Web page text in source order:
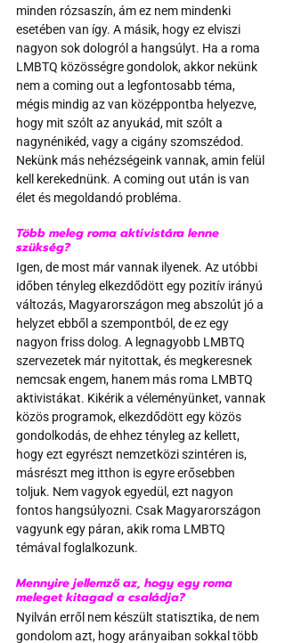
minden rózsaszín, ám ez nem mindenki
esetében van így. A másik, hogy ez elviszi
nagyon sok dologról a hangsúlyt. Ha a roma
LMBTQ közösségre gondolok, akkor nekünk
nem a coming out a legfontosabb téma,
mégis mindig az van középpontba helyezve,
hogy mit szólt az anyukád, mit szólt a
nagynénikéd, vagy a cigány szomszédod.
Nekünk más nehézségeink vannak, amin felül
kell kerekednünk. A coming out után is van
élet és megoldandó probléma.
Több meleg roma aktivistára lenne
szükség?
Igen, de most már vannak ilyenek. Az utóbbi
időben tényleg elkezdődött egy pozitív irányú
változás, Magyarországon meg abszolút jó a
helyzet ebből a szempontból, de ez egy
nagyon friss dolog. A legnagyobb LMBTQ
szervezetek már nyitottak, és megkeresnek
nemcsak engem, hanem más roma LMBTQ
aktivistákat. Kikérik a véleményünket, vannak
közös programok, elkezdődött egy közös
gondolkodás, de ehhez tényleg az kellett,
hogy ezt egyrészt nemzetközi szintéren is,
másrészt meg itthon is egyre erősebben
toljuk. Nem vagyok egyedül, ezt nagyon
fontos hangsúlyozni. Csak Magyarországon
vagyunk egy páran, akik roma LMBTQ
témával foglalkozunk.
Mennyire jellemző az, hogy egy roma
meleget kitagad a családja?
Nyilván erről nem készült statisztika, de nem
gondolom azt, hogy arányaiban sokkal több